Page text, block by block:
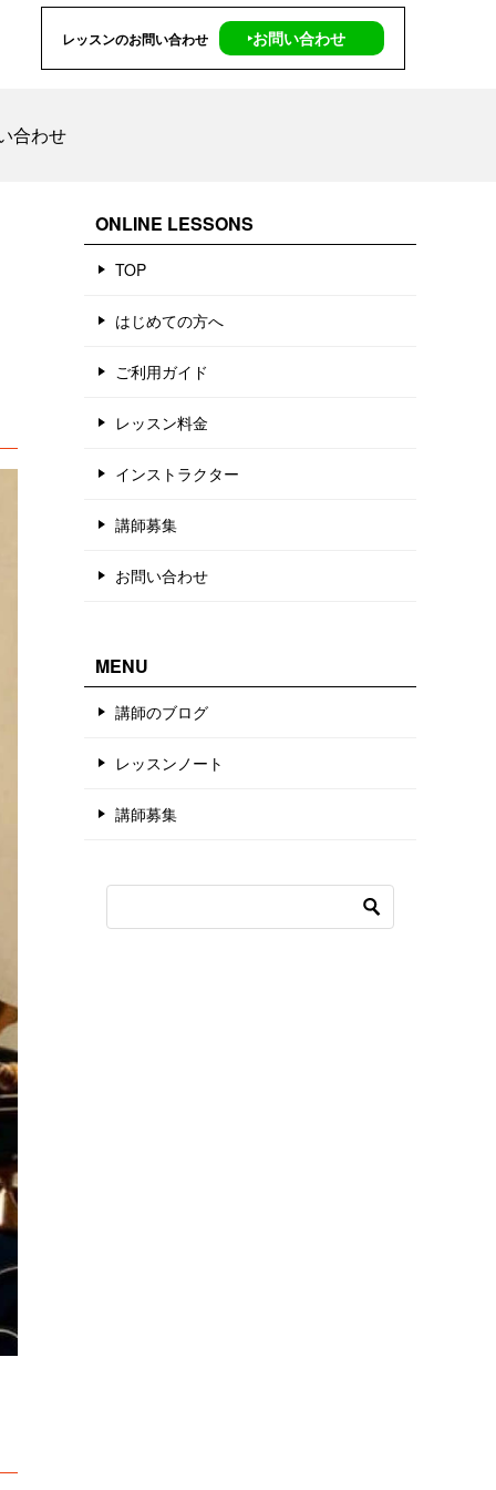
レッスンのお問い合わせ ‣お問い合わせ
合わせ
ONLINE LESSONS
TOP
はじめての方へ
ご利用ガイド
レッスン料金
インストラクター
講師募集
お問い合わせ
MENU
講師のブログ
レッスンノート
講師募集